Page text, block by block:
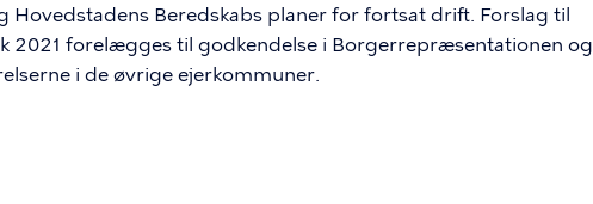
Hovedstadens Beredskabs planer for fortsat drift. Forslag til
2021 forelægges til godkendelse i Borgerrepræsentationen og
i de øvrige ejerkommuner.